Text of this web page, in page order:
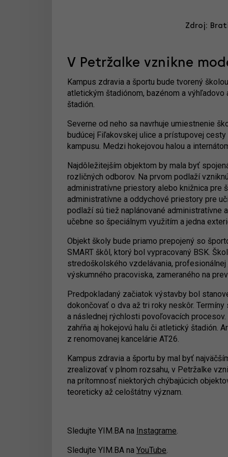
Zdroj:
V Petržalke vznikne
Kampus zdravia a športu bude tvorený
atletickým štadiónom, bazénom a
štadión.
Severne od neho sa navrhuje umiestnenie
budúcej Fiľakovskej ulice a prístupovej
kampusu. Medzi hokejovou halou a
Najdôležitejším objektom by mala byť
rozličných odborov. Na prvom podlaží
administratívne priestory alebo knižnica pre
administratívne a oddychové priestory pre
podlaží sú tiež naplánované administratívne
učebne so špeciálnym využitím a jedna
Objekt školy bude priamo prepojený so
SMART škôl, ktorý bol vypracovaný BSK.
stredoškolského vzdelávania,
výskumného pracoviska, zameraného na
Predpokladaný začiatok výstavby bol
dokončovať o dva až tri roky neskôr.
a následnej rýchlosti povoľovacích procesov.
zahŕňa aj hokejovú halu či atletický štadión.
z renomovanej kancelárie AT26.
Kampus zdravia a športu by mal byť
zrealizovať v plnom rozsahu, v Petržalke
na prítomnosť niektorých chýbajúcich
teoreticky až celoštátny význam.
Sledujte YIM.BA na Instagrame
Sledujte YIM.BA na YouTube